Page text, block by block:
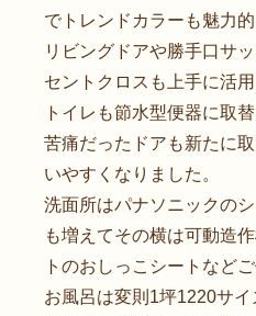
でトレンドカラーも魅力的
リビングドアや勝手口サ
セントクロスも上手に活
トイレも節水型便器に取
苦痛だったドアも新たに
いやすくなりました。
洗面所はパナソニックの
も増えてその横は可動造
トのおしっこシートなど
お風呂は変則1坪1220サ